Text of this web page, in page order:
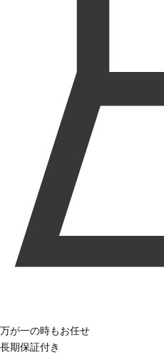
万が一の時もお任せ
長期保証付き